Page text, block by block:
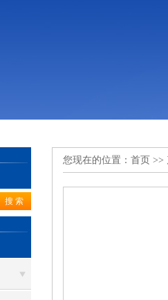
您现在的位置： 首页 >>